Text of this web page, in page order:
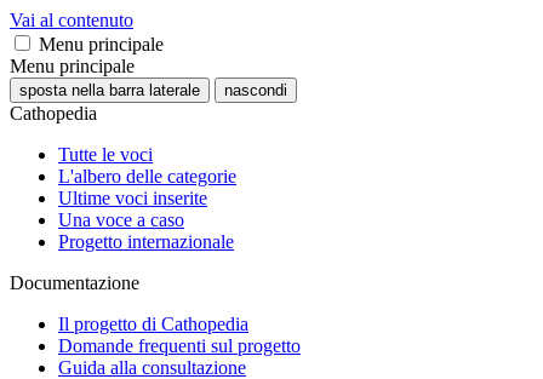
Vai al contenuto
Menu principale
Menu principale
sposta nella barra laterale nascondi
Cathopedia
Tutte le voci
L'albero delle categorie
Ultime voci inserite
Una voce a caso
Progetto internazionale
Documentazione
Il progetto di Cathopedia
Domande frequenti sul progetto
Guida alla consultazione